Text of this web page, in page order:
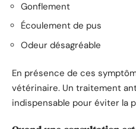
Gonflement
Écoulement de pus
Odeur désagréable
En présence de ces
vétérinaire. Un traitement
indispensable pour éviter la